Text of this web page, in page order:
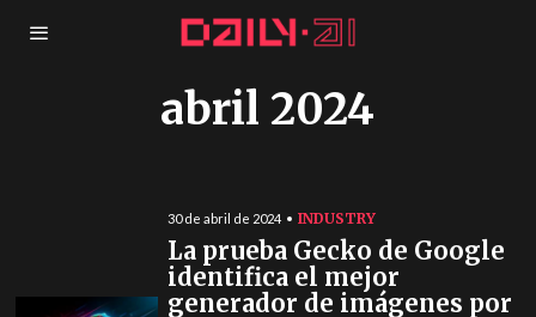
abril 2024
30 de abril de 2024 INDUSTRY
La prueba Gecko de Google
identifica el mejor
generador de imágenes por